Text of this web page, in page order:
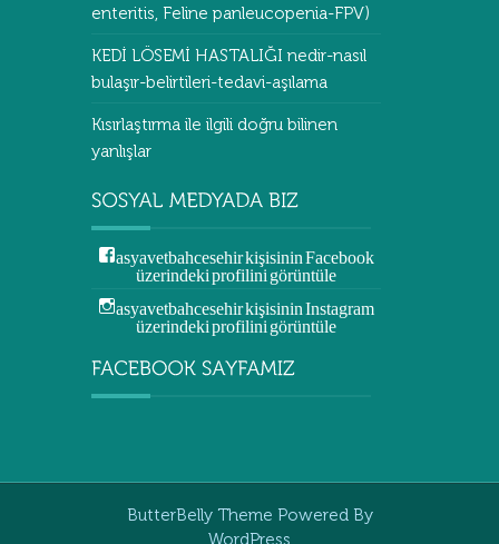
enteritis, Feline panleucopenia-FPV)
KEDİ LÖSEMİ HASTALIĞI nedir-nasıl
bulaşır-belirtileri-tedavi-aşılama
Kısırlaştırma ile ilgili doğru bilinen
yanlışlar
asyavetbahcesehir kişisinin Facebook
üzerindeki profilini görüntüle
asyavetbahcesehir kişisinin Instagram
üzerindeki profilini görüntüle
ButterBelly Theme Powered By
WordPress